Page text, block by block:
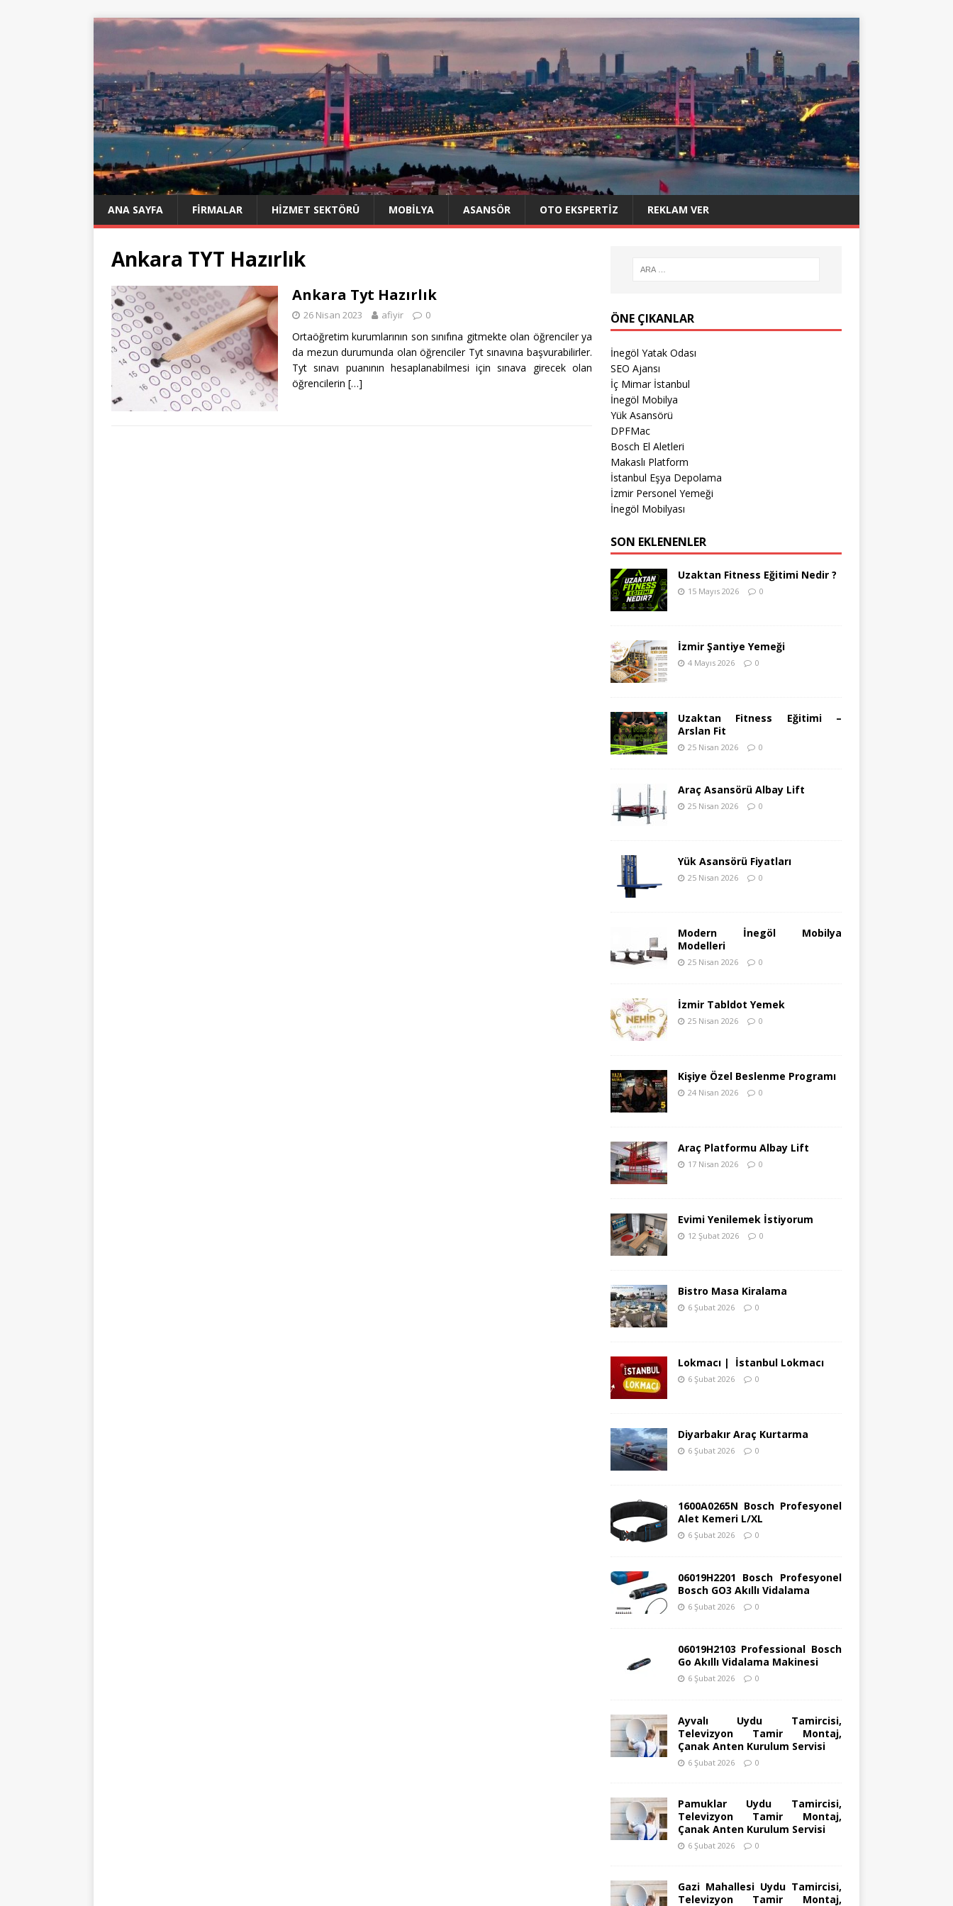
ANA SAYFA FIRMALAR HIZMET SEKTÖRÜ MOBILYA ASANSÖR OTO EKSPERTIZ REKLAM VER
Ankara TYT Hazırlık
Ankara Tyt Hazırlık
26 Nisan 2023 afiyir 0
Ortaöğretim kurumlarının son sınıfına gitmekte olan öğrenciler ya
da mezun durumunda olan öğrenciler Tyt sınavına başvurabilirler.
Tyt sınavı puanının hesaplanabilmesi için sınava girecek olan
öğrencilerin […]
ÖNE ÇIKANLAR
İnegöl Yatak Odası
SEO Ajansı
İç Mimar İstanbul
İnegöl Mobilya
Yük Asansörü
DPFMac
Bosch El Aletleri
Makaslı Platform
İstanbul Eşya Depolama
İzmir Personel Yemeği
İnegöl Mobilyası
SON EKLENENLER
Uzaktan Fitness Eğitimi Nedir ?
15 Mayıs 2026 0
İzmir Şantiye Yemeği
4 Mayıs 2026 0
Uzaktan Fitness Eğitimi –
Arslan Fit
25 Nisan 2026 0
Araç Asansörü Albay Lift
25 Nisan 2026 0
Yük Asansörü Fiyatları
25 Nisan 2026 0
Modern İnegöl Mobilya
Modelleri
25 Nisan 2026 0
İzmir Tabldot Yemek
25 Nisan 2026 0
Kişiye Özel Beslenme Programı
24 Nisan 2026 0
Araç Platformu Albay Lift
17 Nisan 2026 0
Evimi Yenilemek İstiyorum
12 Şubat 2026 0
Bistro Masa Kiralama
6 Şubat 2026 0
Lokmacı | İstanbul Lokmacı
6 Şubat 2026 0
Diyarbakır Araç Kurtarma
6 Şubat 2026 0
1600A0265N Bosch Profesyonel
Alet Kemeri L/XL
6 Şubat 2026 0
06019H2201 Bosch Profesyonel
Bosch GO3 Akıllı Vidalama
6 Şubat 2026 0
06019H2103 Professional Bosch
Go Akıllı Vidalama Makinesi
6 Şubat 2026 0
Ayvalı Uydu Tamircisi,
Televizyon Tamir Montaj,
Çanak Anten Kurulum Servisi
6 Şubat 2026 0
Pamuklar Uydu Tamircisi,
Televizyon Tamir Montaj,
Çanak Anten Kurulum Servisi
6 Şubat 2026 0
Gazi Mahallesi Uydu Tamircisi,
Televizyon Tamir Montaj,